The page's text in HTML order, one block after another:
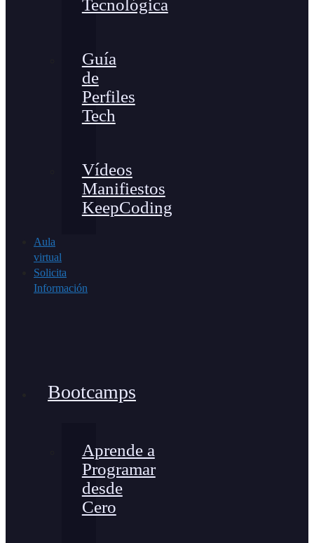
Tecnológica
Guía
de
Perfiles
Tech
Vídeos
Manifiestos
KeepCoding
Aula
virtual
Solicita
Información
Bootcamps
Aprende a
Programar
desde
Cero